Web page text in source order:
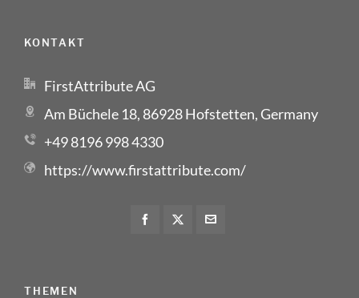
KONTAKT
FirstAttribute AG
Am Büchele 18, 86928 Hofstetten, Germany
+49 8196 998 4330
https://www.firstattribute.com/
THEMEN